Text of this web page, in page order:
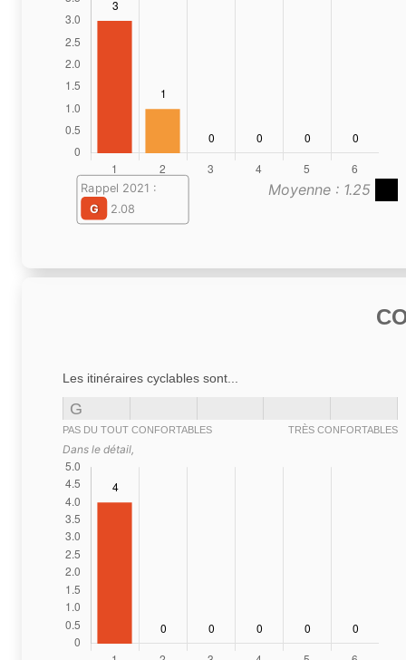
Moyenne : 1.25
Rappel 2021 :
G
2.08
Les itinéraires cyclables sont...
G
PAS DU TOUT CONFORTABLES TRÈS CONFORTABLES
Dans le détail,